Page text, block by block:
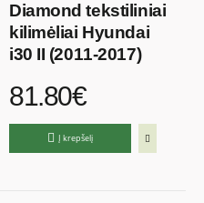
Diamond tekstiliniai
kilimėliai Hyundai
i30 II (2011-2017)
81.80€
Į krepšelį